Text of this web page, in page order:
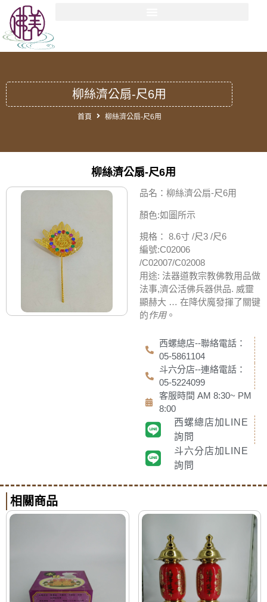
柳絲濟公扇-尺6用
首頁 柳絲濟公扇-尺6用
柳絲濟公扇-尺6用
品名：柳絲濟公扇-尺6用
顏色:如圖所示
規格： 8.6寸 /尺3 /尺6
編號:C02006
/C02007/C02008
用途: 法器道教宗教佛教用品做
法事,濟公活佛兵器供品. 威靈
顯赫大 … 在降伏魔發揮了關键
的作用。
西螺總店--聯絡電話：
05-5861104
斗六分店--連絡電話：
05-5224099
客服時間 AM 8:30~ PM
8:00
西螺總店加LINE
詢問
斗六分店加LINE
詢問
相關商品